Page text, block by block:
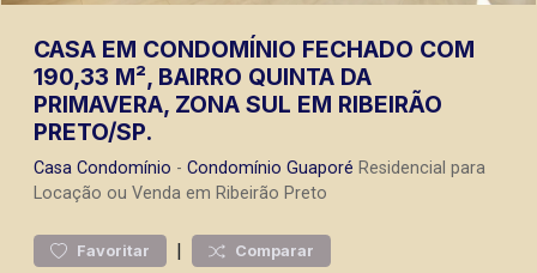
CASA EM CONDOMÍNIO FECHADO COM
190,33 M², BAIRRO QUINTA DA
PRIMAVERA, ZONA SUL EM RIBEIRÃO
PRETO/SP.
Casa Condomínio - Condomínio Guaporé Residencial para
Locação ou Venda em Ribeirão Preto
Favoritar | Comparar